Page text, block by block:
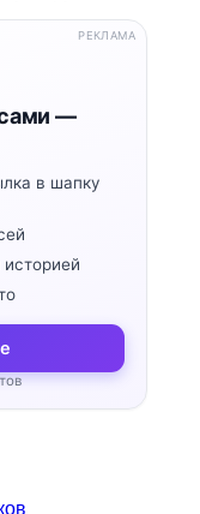
—
в шапку
РЕКЛАМА